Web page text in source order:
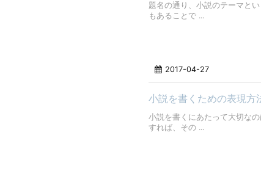
題名の通り、小説のテーマと
もあることで ...
2017-04-27
小説を書くための表現方
小説を書くにあたって大切な
すれば、その ...